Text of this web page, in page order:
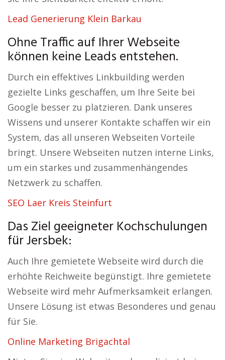
Lead Generierung Klein Barkau
Ohne Traffic auf Ihrer Webseite
können keine Leads entstehen.
Durch ein effektives Linkbuilding werden
gezielte Links geschaffen, um Ihre Seite bei
Google besser zu platzieren. Dank unseres
Wissens und unserer Kontakte schaffen wir ein
System, das all unseren Webseiten Vorteile
bringt. Unsere Webseiten nutzen interne Links,
um ein starkes und zusammenhängendes
Netzwerk zu schaffen.
SEO Laer Kreis Steinfurt
Das Ziel geeigneter Kochschulungen
für Jersbek:
Auch Ihre gemietete Webseite wird durch die
erhöhte Reichweite begünstigt. Ihre gemietete
Webseite wird mehr Aufmerksamkeit erlangen.
Unsere Lösung ist etwas Besonderes und genau
für Sie.
Online Marketing Brigachtal